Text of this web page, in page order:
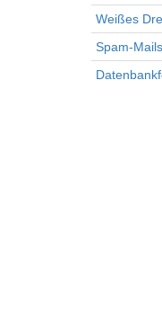
Weißes
Spam-